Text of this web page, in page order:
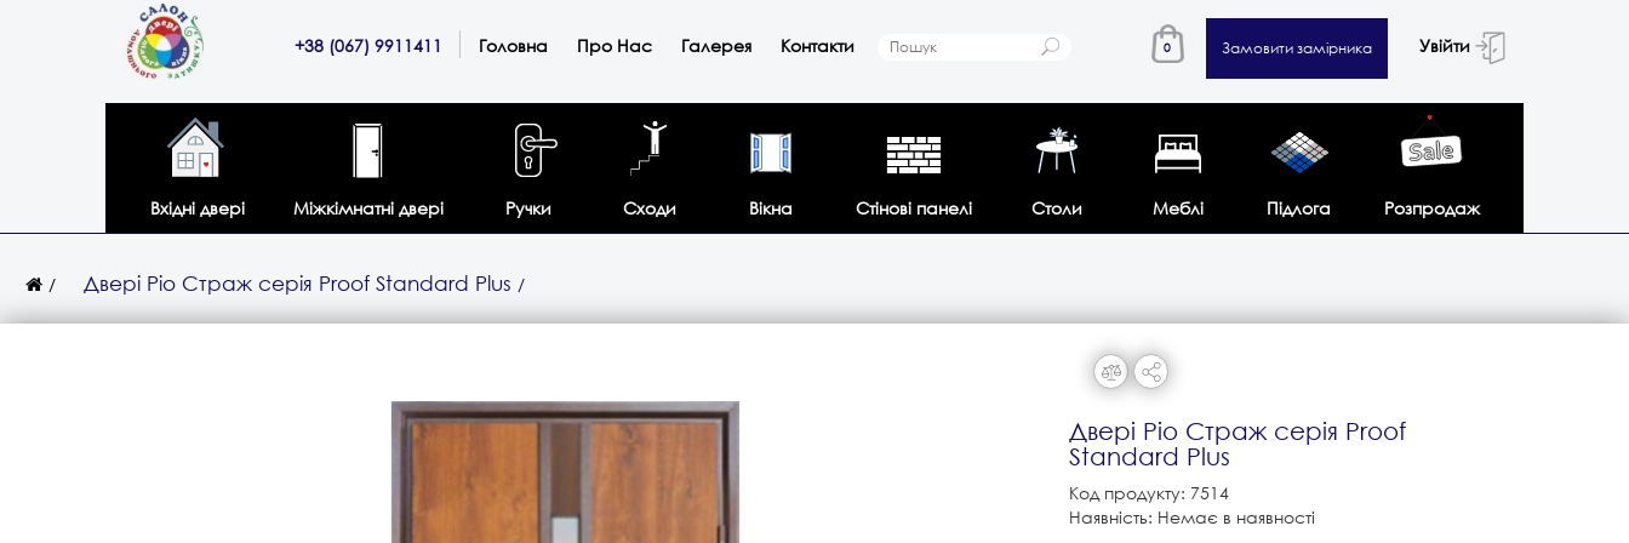
+38 (067) 9911411 Головна Про Нас Галерея Контакти 0 Замовити замірника Увійти
Вхідні двері Міжкімнатні двері Ручки Сходи Вікна Стінові панелі Столи Меблі Підлога Розпродаж
Двері Ріо Страж серія Proof Standard Plus
Двері Ріо Страж серія Proof
Standard Plus
Код продукту: 7514
Наявність: Немає в наявності